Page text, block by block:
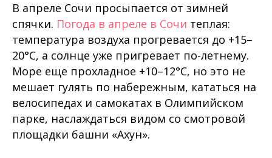
В апреле Сочи просыпается от зимней
спячки. Погода в апреле в Сочи теплая:
температура воздуха прогревается до +15–
20°C, а солнце уже пригревает по-летнему.
Море еще прохладное +10–12°C, но это не
мешает гулять по набережным, кататься на
велосипедах и самокатах в Олимпийском
парке, наслаждаться видом со смотровой
площадки башни «Ахун».